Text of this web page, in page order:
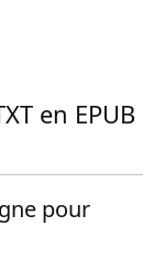
en EPUB
pour